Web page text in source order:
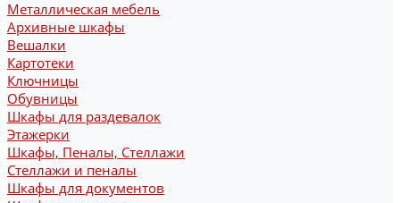
Металлическая мебель
Архивные шкафы
Вешалки
Картотеки
Ключницы
Обувницы
Шкафы для раздевалок
Этажерки
Шкафы, Пеналы, Стеллажи
Стеллажи и пеналы
Шкафы для документов